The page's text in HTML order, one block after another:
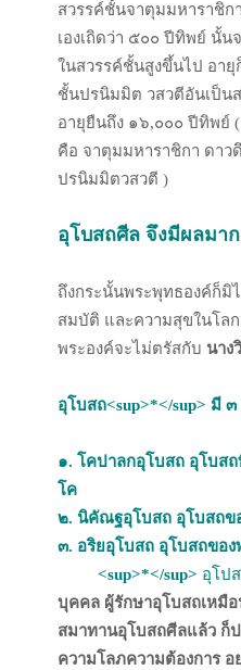
สวรรค์ชั้นจาตุมมหาราชิ
เองเถิดว่า ๕๐๐ ปีทิพย์ นั้น
ในสวรรค์ชั้นสูงขึ้นไป อา
ชั้นปรนิมมิต วสวตีอันเป็น
อายุยืนถึง ๑๖,๐๐๐ ปีทิพย์
คือ จาตุมมหาราชิกา ดาว
ปรนิมมิตวสวตี )
อุโบสถศีล จึงมีผลมา
ถึงกระนั้นพระพุทธองค์ก็มิ
สมบัติ และความสุขในโล
พระองค์จะไม่ตรัสกับ นาง
อุโบสถ<sup>*</sup> มี ๓
๑. โคปาลกอุโบสถ อุโบสถ
โค
๒. นิคัณฐอุโบสถ อุโบสถข
๓. อริยอุโบสถ อุโบสถของ
<sup>*</sup> อุโป
บุคคล ผู้รักษาอุโบสถเหมื
สมาทานอุโบสถศีลแล้ว ก็
ความโลภความต้องการ อ